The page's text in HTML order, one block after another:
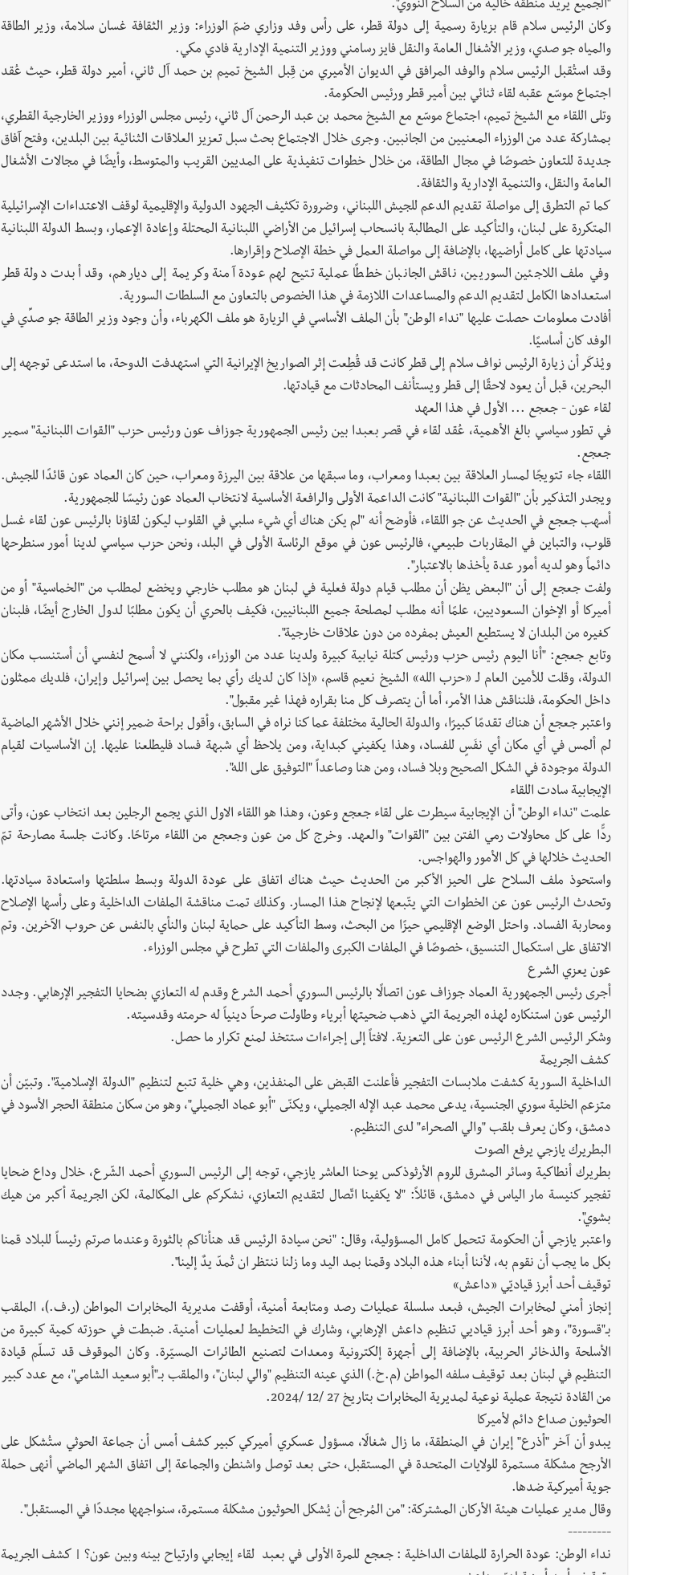
"الجميع يريد منطقة خالية من السلاح النووي".
وكان الرئيس سلام قام بزيارة رسمية إلى دولة قطر، على رأس وفد وزاري ضمّ الوزراء: وزير الثقافة غسان سلامة، وزير الطاقة
والمياه جو صدي، وزير الأشغال العامة والنقل فايز رسامني ووزير التنمية الإدارية فادي مكي.
وقد استُقبل الرئيس سلام والوفد المرافق في الديوان الأميري من قِبل الشيخ تميم بن حمد آل ثاني، أمير دولة قطر، حيث عُقد
اجتماع موسّع عقبه لقاء ثنائي بين أمير قطر ورئيس الحكومة.
وتلى اللقاء مع الشيخ تميم، اجتماع موسّع مع الشيخ محمد بن عبد الرحمن آل ثاني، رئيس مجلس الوزراء ووزير الخارجية القطري،
بمشاركة عدد من الوزراء المعنيين من الجانبين. وجرى خلال الاجتماع بحث سبل تعزيز العلاقات الثنائية بين البلدين، وفتح آفاق
جديدة للتعاون خصوصًا في مجال الطاقة، من خلال خطوات تنفيذية على المديين القريب والمتوسط، وأيضًا في مجالات الأشغال
العامة والنقل، والتنمية الإدارية والثقافة.
كما تم التطرق إلى مواصلة تقديم الدعم للجيش اللبناني، وضرورة تكثيف الجهود الدولية والإقليمية لوقف الاعتداءات الإسرائيلية
المتكررة على لبنان، والتأكيد على المطالبة بانسحاب إسرائيل من الأراضي اللبنانية المحتلة وإعادة الإعمار، وبسط الدولة اللبنانية
سيادتها على كامل أراضيها، بالإضافة إلى مواصلة العمل في خطة الإصلاح وإقرارها.
وفي ملف اللاجئين السوريين، ناقش الجانبان خططًا عملية تتيح لهم عودة آمنة وكريمة إلى ديارهم، وقد أبدت دولة قطر
استعدادها الكامل لتقديم الدعم والمساعدات اللازمة في هذا الخصوص بالتعاون مع السلطات السورية.
أفادت معلومات حصلت عليها "نداء الوطن" بأن الملف الأساسي في الزيارة هو ملف الكهرباء، وأن وجود وزير الطاقة جو صدِّي في
الوفد كان أساسيًا.
ويُذكَر أن زيارة الرئيس نواف سلام إلى قطر كانت قد قُطِعت إثر الصواريخ الإيرانية التي استهدفت الدوحة، ما استدعى توجهه إلى
البحرين، قبل أن يعود لاحقًا إلى قطر ويستأنف المحادثات مع قيادتها.
لقاء عون - جعجع ... الأول في هذا العهد
في تطور سياسي بالغ الأهمية، عُقد لقاء في قصر بعبدا بين رئيس الجمهورية جوزاف عون ورئيس حزب "القوات اللبنانية" سمير
جعجع.
اللقاء جاء تتويجًا لمسار العلاقة بين بعبدا ومعراب، وما سبقها من علاقة بين اليرزة ومعراب، حين كان العماد عون قائدًا للجيش.
ويجدر التذكير بأن "القوات اللبنانية" كانت الداعمة الأولى والرافعة الأساسية لانتخاب العماد عون رئيسًا للجمهورية.
أسهب جعجع في الحديث عن جو اللقاء، فأوضح أنه "لم يكن هناك أي شيء سلبي في القلوب ليكون لقاؤنا بالرئيس عون لقاء غسل
قلوب، والتباين في المقاربات طبيعي، فالرئيس عون في موقع الرئاسة الأولى في البلد، ونحن حزب سياسي لدينا أمور سنطرحها
دائماً وهو لديه أمور عدة يأخذها بالاعتبار".
ولفت جعجع إلى أن "البعض يظن أن مطلب قيام دولة فعلية في لبنان هو مطلب خارجي ويخضع لمطلب من "الخماسية" أو من
أميركا أو الإخوان السعوديين، علمًا أنه مطلب لمصلحة جميع اللبنانيين، فكيف بالحري أن يكون مطلبًا لدول الخارج أيضًا، فلبنان
كغيره من البلدان لا يستطيع العيش بمفرده من دون علاقات خارجية".
وتابع جعجع: "أنا اليوم رئيس حزب ورئيس كتلة نيابية كبيرة ولدينا عدد من الوزراء، ولكنني لا أسمح لنفسي أن أستنسب مكان
الدولة، وقلت للأمين العام لـ «حزب الله» الشيخ نعيم قاسم، «إذا كان لديك رأي بما يحصل بين إسرائيل وإيران، فلديك ممثلون
داخل الحكومة، فلنناقش هذا الأمر، أما أن يتصرف كل منا بقراره فهذا غير مقبول".
واعتبر جعجع أن هناك تقدمًا كبيرًا، والدولة الحالية مختلفة عما كنا نراه في السابق، وأقول براحة ضمير إنني خلال الأشهر الماضية
لم ألمس في أي مكان أي نفَسٍ للفساد، وهذا يكفيني كبداية، ومن يلاحظ أي شبهة فساد فليطلعنا عليها. إن الأساسيات لقيام
الدولة موجودة في الشكل الصحيح وبلا فساد، ومن هنا وصاعداً "التوفيق على الله".
الإيجابية سادت اللقاء
علمت "نداء الوطن" أن الإيجابية سيطرت على لقاء جعجع وعون، وهذا هو اللقاء الاول الذي يجمع الرجلين بعد انتخاب عون، وأتى
ردًّا على كل محاولات رمي الفتن بين "القوات" والعهد. وخرج كل من عون وجعجع من اللقاء مرتاحًا. وكانت جلسة مصارحة تمّ
الحديث خلالها في كل الأمور والهواجس.
واستحوذ ملف السلاح على الحيز الأكبر من الحديث حيث هناك اتفاق على عودة الدولة وبسط سلطتها واستعادة سيادتها.
وتحدث الرئيس عون عن الخطوات التي يتّبعها لإنجاح هذا المسار. وكذلك تمت مناقشة الملفات الداخلية وعلى رأسها الإصلاح
ومحاربة الفساد. واحتل الوضع الإقليمي حيزًا من البحث، وسط التأكيد على حماية لبنان والنأي بالنفس عن حروب الآخرين. وتم
الاتفاق على استكمال التنسيق، خصوصًا في الملفات الكبرى والملفات التي تطرح في مجلس الوزراء.
عون يعزي الشرع
أجرى رئيس الجمهورية العماد جوزاف عون اتصالًا بالرئيس السوري أحمد الشرع وقدم له التعازي بضحايا التفجير الإرهابي. وجدد
الرئيس عون استنكاره لهذه الجريمة التي ذهب ضحيتها أبرياء وطاولت صرحاً دينياً له حرمته وقدسيته.
وشكر الرئيس الشرع الرئيس عون على التعزية. لافتاً إلى إجراءات ستتخذ لمنع تكرار ما حصل.
كشف الجريمة
الداخلية السورية كشفت ملابسات التفجير فأعلنت القبض على المنفذين، وهي خلية تتبع لتنظيم "الدولة الإسلامية". وتبيّن أن
متزعم الخلية سوري الجنسية، يدعى محمد عبد الإله الجميلي، ويكنّى "أبو عماد الجميلي"، وهو من سكان منطقة الحجر الأسود في
دمشق، وكان يعرف بلقب "والي الصحراء" لدى التنظيم.
البطريرك يازجي يرفع الصوت
بطريرك أنطاكية وسائر المشرق للروم الأرثوذكس يوحنا العاشر يازجي، توجه إلى الرئيس السوري أحمد الشّرع، خلال وداع ضحايا
تفجير كنيسة مار الياس في دمشق، قائلاً: "لا يكفينا اتّصال لتقديم التعازي، نشكركم على المكالمة، لكن الجريمة أكبر من هيك
بشوي".
واعتبر يازجي أن الحكومة تتحمل كامل المسؤولية، وقال: "نحن سيادة الرئيس قد هنأناكم بالثورة وعندما صرتم رئيساً للبلاد قمنا
بكل ما يجب أن نقوم به، لأننا أبناء هذه البلاد وقمنا بمد اليد وما زلنا ننتظر ان تُمدّ يدٌ إلينا".
توقيف أحد أبرز قياديّي «داعش»
إنجاز أمني لمخابرات الجيش، فبعد سلسلة عمليات رصد ومتابعة أمنية، أوقفت مديرية المخابرات المواطن (ر.ف.)، الملقب
بـ"قسورة"، وهو أحد أبرز قياديي تنظيم داعش الإرهابي، وشارك في التخطيط لعمليات أمنية. ضبطت في حوزته كمية كبيرة من
الأسلحة والذخائر الحربية، بالإضافة إلى أجهزة إلكترونية ومعدات لتصنيع الطائرات المسيّرة. وكان الموقوف قد تسلّم قيادة
التنظيم في لبنان بعد توقيف سلفه المواطن (م.خ.) الذي عينه التنظيم "والي لبنان"، والملقب بـ"أبو سعيد الشامي"، مع عدد كبير
من القادة نتيجة عملية نوعية لمديرية المخابرات بتاريخ 27 /12 /2024.
الحوثيون صداع دائم لأميركا
يبدو أن آخر "أذرع" إيران في المنطقة، ما زال شغالًا، مسؤول عسكري أميركي كبير كشف أمس أن جماعة الحوثي ستُشكل على
الأرجح مشكلة مستمرة للولايات المتحدة في المستقبل، حتى بعد توصل واشنطن والجماعة إلى اتفاق الشهر الماضي أنهى حملة
جوية أميركية ضدها.
وقال مدير عمليات هيئة الأركان المشتركة: "من المُرجح أن يُشكل الحوثيون مشكلة مستمرة، سنواجهها مجددًا في المستقبل".
---------
نداء الوطن: عودة الحرارة للملفات الداخلية : جعجع للمرة الأولى في بعبد لقاء إيجابي وارتياح بينه وبين عون؟ | كشف الجريمة